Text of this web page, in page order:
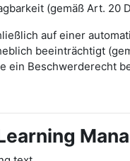
(gemäß Art. 20
auf einer
beeinträchtigt
ein Beschwerderecht